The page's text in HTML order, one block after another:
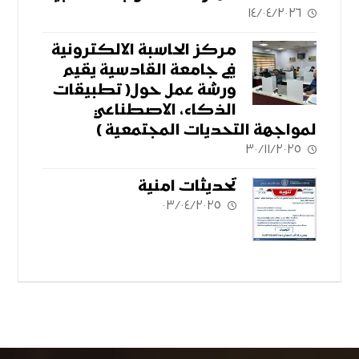
١٤/٠٤/٢٠٢٦
مركز الحاسبة الالكترونية
في جامعة القادسية يقيم
ورشة عمل حول( تطبيقات
الذكاء، الاصطناعي
لمواجهة التحديات المجتمعية )
٣٠/١١/٢٠٢٥
تحديثات امنية
٠٣/٠٤/٢٠٢٥